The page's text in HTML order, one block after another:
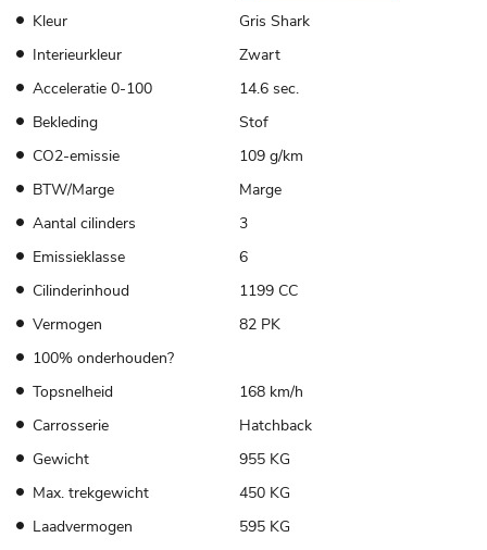
Kleur
Gris Shark
Interieurkleur
Zwart
Acceleratie 0-100
14.6 sec.
Bekleding
Stof
CO2-emissie
109 g/km
BTW/Marge
Marge
Aantal cilinders
3
Emissieklasse
6
Cilinderinhoud
1199 CC
Vermogen
82 PK
100% onderhouden?
Topsnelheid
168 km/h
Carrosserie
Hatchback
Gewicht
955 KG
Max. trekgewicht
450 KG
Laadvermogen
595 KG